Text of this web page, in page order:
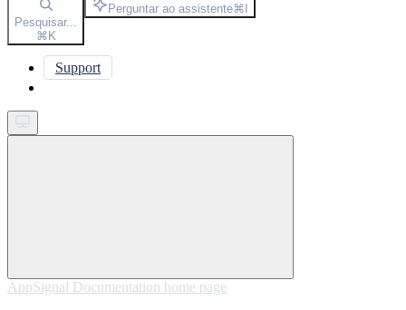
Pesquisar...
⌘K
Perguntar ao assistente⌘I
Support
AppSignal Documentation home page